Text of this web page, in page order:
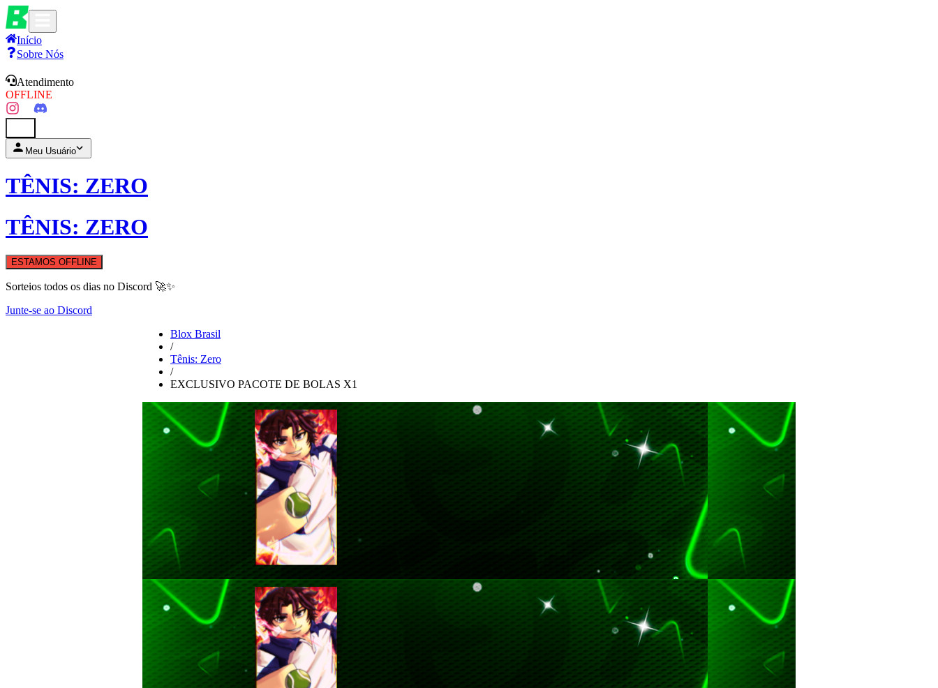
Início
Sobre Nós
Atendimento
OFFLINE
Meu Usuário
TÊNIS: ZERO
TÊNIS: ZERO
ESTAMOS OFFLINE
Sorteios todos os dias no Discord 🚀✨
Junte-se ao Discord
Blox Brasil
/
Tênis: Zero
/
EXCLUSIVO PACOTE DE BOLAS X1